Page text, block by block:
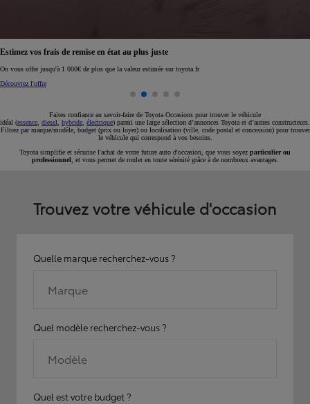
Réservez en ligne votre occasion pour 1€ seulement
Réservez en ligne
Faites confiance au savoir-faire de Toyota Occasions pour trouver le véhicule
idéal (essence diesel hybride électrique) parmi une large sélection d’annonces Toyota et d’autres constructeurs.
Filtrez par marque/modèle, budget (prix ou loyer) ou localisation (ville, code postal et concession) pour trouver
le véhicule qui correspond à vos besoins.
Toyota simplifie et sécurise l'achat de votre future auto d'occasion, que vous soyez particulier ou
professionnel , et vous permet de rouler en toute sérénité grâce à de nombreux avantages.
Trouvez votre véhicule d'occasion
Quelle marque recherchez-vous ?
Marque
Quel modèle recherchez-vous ?
Modèle
Quel est votre budget ?